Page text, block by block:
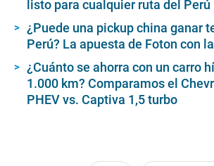
listo para cualquier ruta del Perú
¿Puede una pickup china ganar
Perú? La apuesta de Foton con
¿Cuánto se ahorra con un carro
1.000 km? Comparamos el
PHEV vs. Captiva 1,5 turbo